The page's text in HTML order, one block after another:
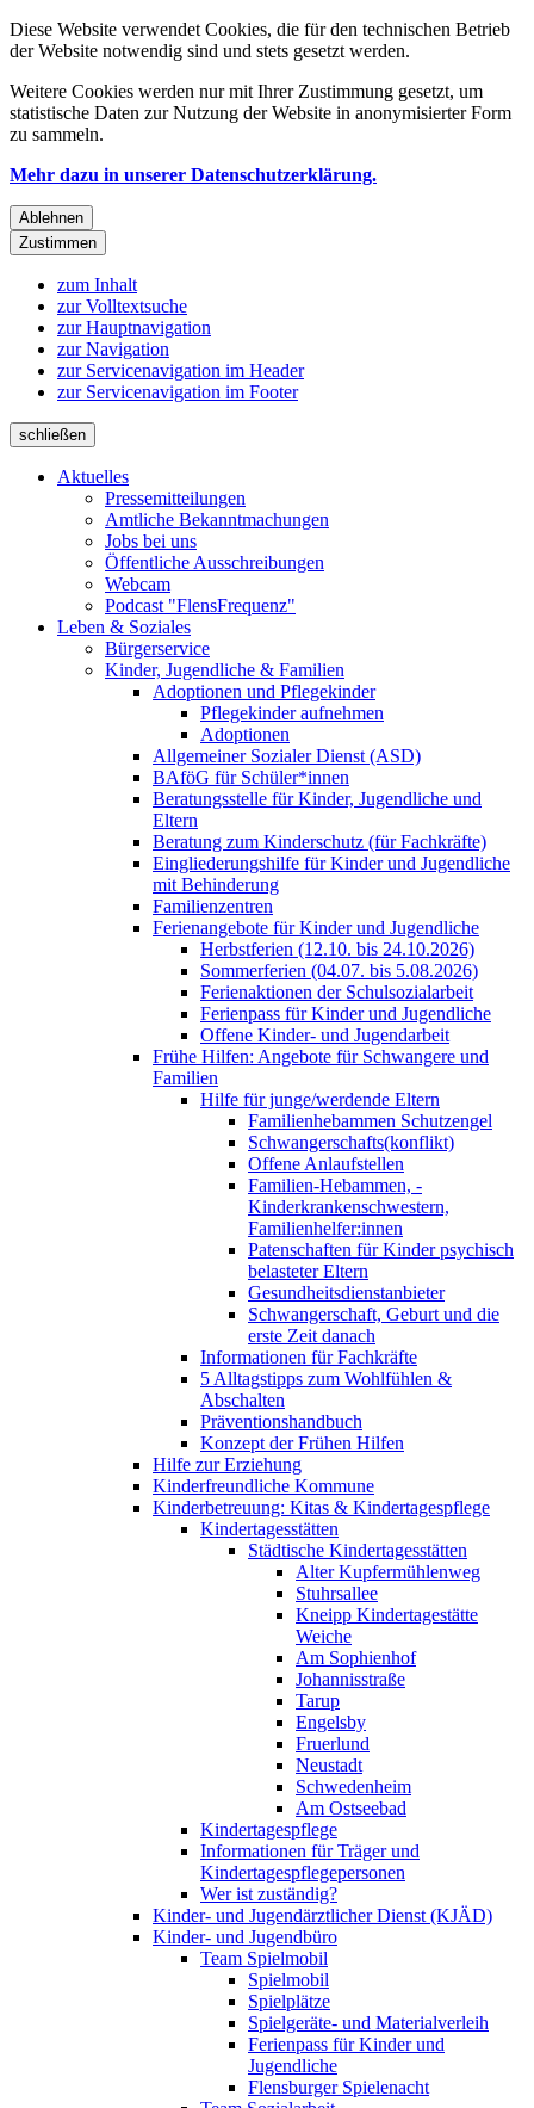
Diese Website verwendet Cookies, die für den technischen Betrieb
der Website notwendig sind und stets gesetzt werden.
Weitere Cookies werden nur mit Ihrer Zustimmung gesetzt, um
statistische Daten zur Nutzung der Website in anonymisierter Form
zu sammeln.
Mehr dazu in unserer Datenschutzerklärung.
Ablehnen
Zustimmen
zum Inhalt
zur Volltextsuche
zur Hauptnavigation
zur Navigation
zur Servicenavigation im Header
zur Servicenavigation im Footer
schließen
Aktuelles
Pressemitteilungen
Amtliche Bekanntmachungen
Jobs bei uns
Öffentliche Ausschreibungen
Webcam
Podcast "FlensFrequenz"
Leben & Soziales
Bürgerservice
Kinder, Jugendliche & Familien
Adoptionen und Pflegekinder
Pflegekinder aufnehmen
Adoptionen
Allgemeiner Sozialer Dienst (ASD)
BAföG für Schüler*innen
Beratungsstelle für Kinder, Jugendliche und
Eltern
Beratung zum Kinderschutz (für Fachkräfte)
Eingliederungshilfe für Kinder und Jugendliche
mit Behinderung
Familienzentren
Ferienangebote für Kinder und Jugendliche
Herbstferien (12.10. bis 24.10.2026)
Sommerferien (04.07. bis 5.08.2026)
Ferienaktionen der Schulsozialarbeit
Ferienpass für Kinder und Jugendliche
Offene Kinder- und Jugendarbeit
Frühe Hilfen: Angebote für Schwangere und
Familien
Hilfe für junge/werdende Eltern
Familienhebammen Schutzengel
Schwangerschafts(konflikt)
Offene Anlaufstellen
Familien-Hebammen, -
Kinderkrankenschwestern,
Familienhelfer:innen
Patenschaften für Kinder psychisch
belasteter Eltern
Gesundheitsdienstanbieter
Schwangerschaft, Geburt und die
erste Zeit danach
Informationen für Fachkräfte
5 Alltagstipps zum Wohlfühlen &
Abschalten
Präventionshandbuch
Konzept der Frühen Hilfen
Hilfe zur Erziehung
Kinderfreundliche Kommune
Kinderbetreuung: Kitas & Kindertagespflege
Kindertagesstätten
Städtische Kindertagesstätten
Alter Kupfermühlenweg
Stuhrsallee
Kneipp Kindertagestätte
Weiche
Am Sophienhof
Johannisstraße
Tarup
Engelsby
Fruerlund
Neustadt
Schwedenheim
Am Ostseebad
Kindertagespflege
Informationen für Träger und
Kindertagespflegepersonen
Wer ist zuständig?
Kinder- und Jugendärztlicher Dienst (KJÄD)
Kinder- und Jugendbüro
Team Spielmobil
Spielmobil
Spielplätze
Spielgeräte- und Materialverleih
Ferienpass für Kinder und
Jugendliche
Flensburger Spielenacht